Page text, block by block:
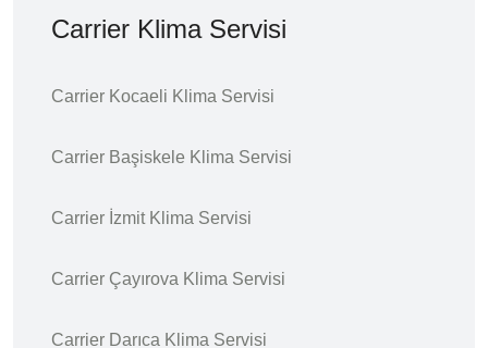
Carrier Klima Servisi
Carrier Kocaeli Klima Servisi
Carrier Başiskele Klima Servisi
Carrier İzmit Klima Servisi
Carrier Çayırova Klima Servisi
Carrier Darıca Klima Servisi